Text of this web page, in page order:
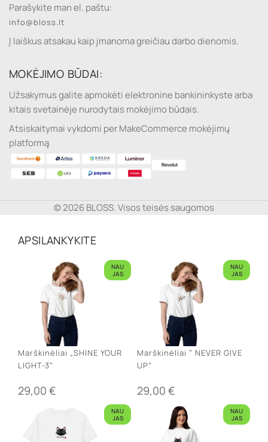
Parašykite man el. paštu:
info@bloss.lt
Į laiškus atsakau kaip įmanoma greičiau darbo dienomis.
MOKĖJIMO BŪDAI:
Užsakymus galite apmokėti elektronine bankininkyste arba
kitais svetainėje nurodytais mokėjimo būdais.
Atsiskaitymai vykdomi per MakeCommerce mokėjimų
platformą
© 2026 BLOSS. Visos teisės saugomos
APSILANKYKITE
NAU
JAS
Marškinėliai „SHINE YOUR
LIGHT-3”
29,00 €
NAU
JAS
Marškinėliai ” NEVER GIVE
UP”
29,00 €
NAU
JAS
NAU
JAS